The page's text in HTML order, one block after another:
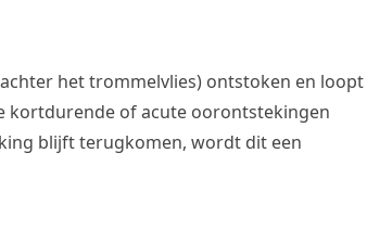
het trommelvlies) ontstoken en loopt
kortdurende of acute oorontstekingen
blijft terugkomen, wordt dit een